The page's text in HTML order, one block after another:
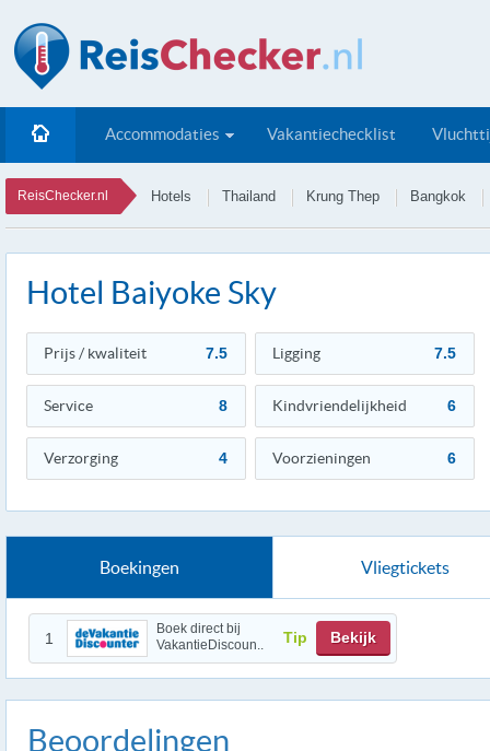
Accommodaties Vakantiechecklist
ReisChecker.nl Hotels Thailand Krung Thep Bangkok
Hotel Baiyoke Sky
Prijs / kwaliteit 7.5 Ligging 7.5
Service 8 Kindvriendelijkheid 6
Verzorging 4 Voorzieningen 6
Boekingen Vliegtickets
1
Boek direct bij
VakantieDiscoun..
Tip Bekijk
Beoordelingen